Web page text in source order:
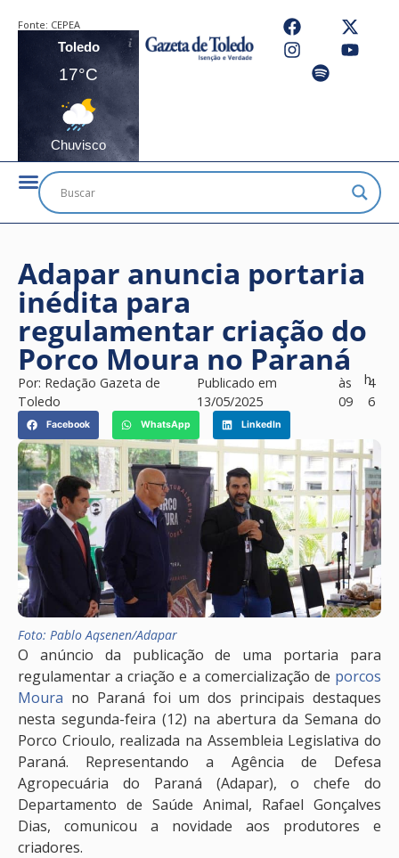
Fonte: CEPEA
Toledo
17°C
Chuvisco
Adapar anuncia portaria
inédita para
regulamentar criação do
Porco Moura no Paraná
Por: Redação Gazeta de
Toledo
Publicado em
13/05/2025
às
09
h4
6
Facebook WhatsApp LinkedIn
Foto: Pablo Aqsenen/Adapar
O anúncio da publicação de uma portaria para
regulamentar a criação e a comercialização de porcos
Moura no Paraná foi um dos principais destaques
nesta segunda-feira (12) na abertura da Semana do
Porco Crioulo, realizada na Assembleia Legislativa do
Paraná. Representando a Agência de Defesa
Agropecuária do Paraná (Adapar), o chefe do
Departamento de Saúde Animal, Rafael Gonçalves
Dias, comunicou a novidade aos produtores e
criadores.